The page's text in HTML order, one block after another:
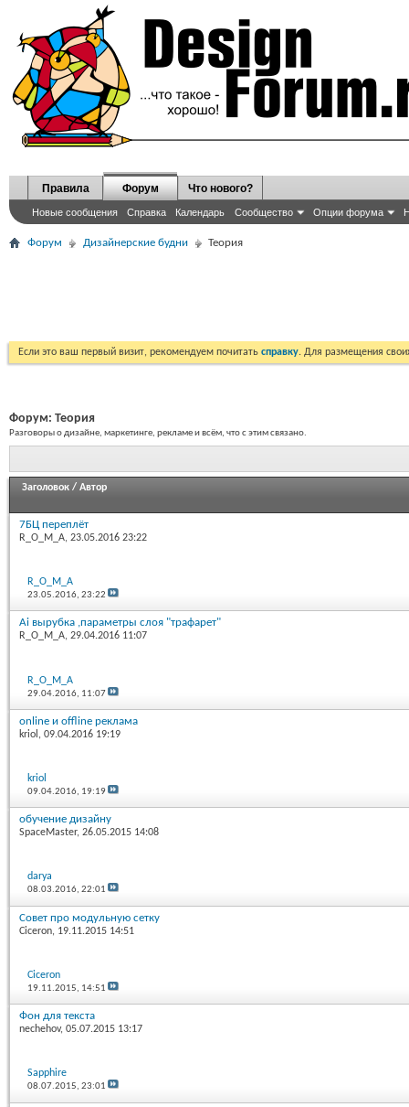
Правила Форум
Новые сообщения Справка Календарь Сообщество Опции форума
Что нового?
Форум Дизайнерские будни Теория
Если это ваш первый визит, рекомендуем почитать справку. Для размещения
Форум: Теория
Разговоры о дизайне, маркетинге, рекламе и всём, что с этим связано.
Заголовок / Автор
7БЦ переплёт
R_O_M_A, 23.05.2016 23:22
R_O_M_A
23.05.2016,23:22
Ai вырубка ,параметры слоя "трафарет"
R_O_M_A, 29.04.2016 11:07
R_O_M_A
29.04.2016, 11:07
online и offline реклама
kriol , 09.04.2016 19:19
kriol
09.04.2016, 19:19
обучение дизайну
SpaceMaster, 26.05.2015 14:08
darya
08.03.2016,22:01
Совет про модульную сетку
Ciceron, 19.11.2015 14:51
Ciceron
19.11.2015, 14:51
Фон для текста
nechehov, 05.07.2015 13:17
Sapphire
08.07.2015,23:01